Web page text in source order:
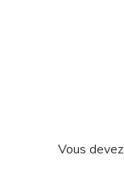
Vous devez